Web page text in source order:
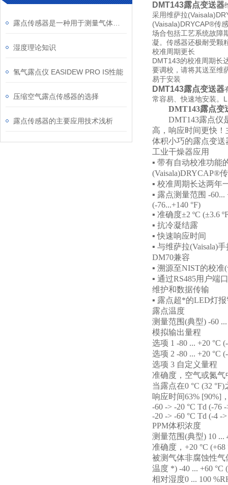
湿度理论知识
氢气露点仪 EASIDEW PRO IS性能
压缩空气露点传感器的选择
露点传感器的主要应用技术浅析
DMT143露点变送器
采用维萨拉
(Vaisala)DRYCAP®传
场合包括工艺系统故障
凝。传感器还极耐受颗
校准周期更长
DMT143的校准周期长
要调校，请将其送至维
易于安装
DMT143露点变送器
常容易、快速地安装。
DMT143露点变
DMT143露点仪
高，响应时间更快
体积小巧的露点变送
工业干燥器应用
▪ 带有自动校准功能
(Vaisala)DRYCAP®
▪ 校准周期长达两年
▪ 露点测量范围 -60...
(-76...+140 °F)
▪ 准确度±2 ºC (±3.6
▪ 抗冷凝结露
▪ 快速响应时间
▪ 与维萨拉(Vaisala)手
DM70兼容
▪ 溯源至NIST的校准(
▪ 通过RS485用户端
维护和数据传输
▪ 露点超*的LED灯报
露点温度
测量范围(典型) -60
模拟输出量程
选项 1 -80 ... +20 °C
选项 2 -80 ... +20 °C
选项 3 自定义量程
准确度，空气或氮气
当露点在0 °C (32 °F)
响应时间63% [90%]
-60 -> -20 °C Td (-76
-20 -> -60 °C Td (-4 -
PPM体积浓度
测量范围(典型) 10 ...
准确度， +20 °C (+68
被测气体非腐蚀性气
温度 *) -40 ... +60 °C
相对湿度0 ... 100